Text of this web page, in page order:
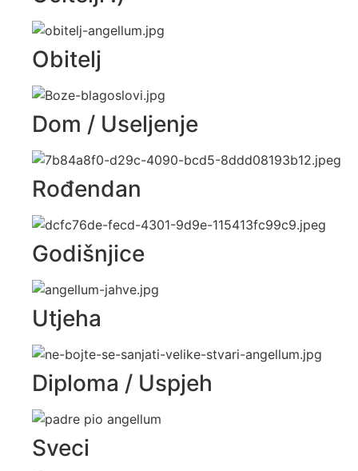
Obitelj
Dom / Useljenje
Rođendan
Godišnjice
Utjeha
Diploma / Uspjeh
Sveci